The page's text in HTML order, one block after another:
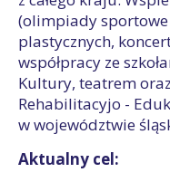
(olimpiady
plastycznych,
współpracy ze
Kultury, teatrem
Rehabilitacyjo -
w województwie
Aktualny cel: